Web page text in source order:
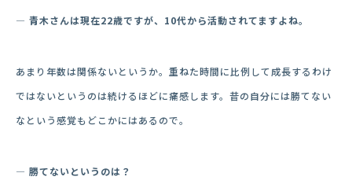
― 青木さんは現在22歳ですが、10代から活動されてますよね。
あまり年数は関係ないというか。重ねた時間に比例して成長するわけ
ではないというのは続けるほどに痛感します。昔の自分には勝てない
なという感覚もどこかにはあるので。
― 勝てないというのは？